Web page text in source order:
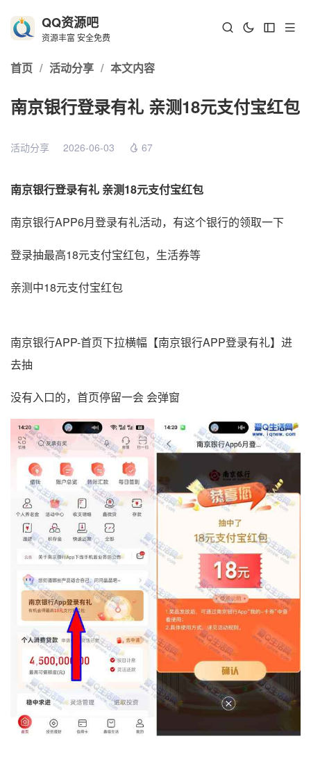
QQ资源吧
资源丰富 安全免费
首页 / 活动分享 / 本文内容
南京银行登录有礼 亲测18元支付宝红包
活动分享 2026-06-03 67
南京银行登录有礼 亲测18元支付宝红包
南京银行APP6月登录有礼活动，有这个银行的领取一下
登录抽最高18元支付宝红包，生活券等
亲测中18元支付宝红包
南京银行APP-首页下拉横幅【南京银行APP登录有礼】进
去抽
没有入口的，首页停留一会 会弹窗